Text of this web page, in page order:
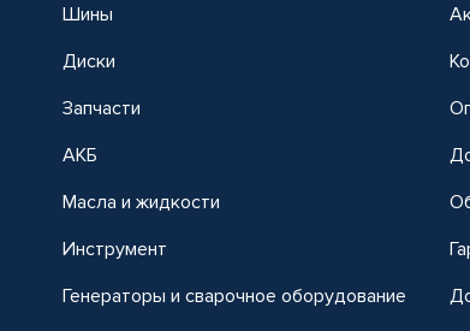
Шины
Диски
Запчасти
АКБ
Масла и жидкости
Инструмент
Генераторы и сварочное оборудование